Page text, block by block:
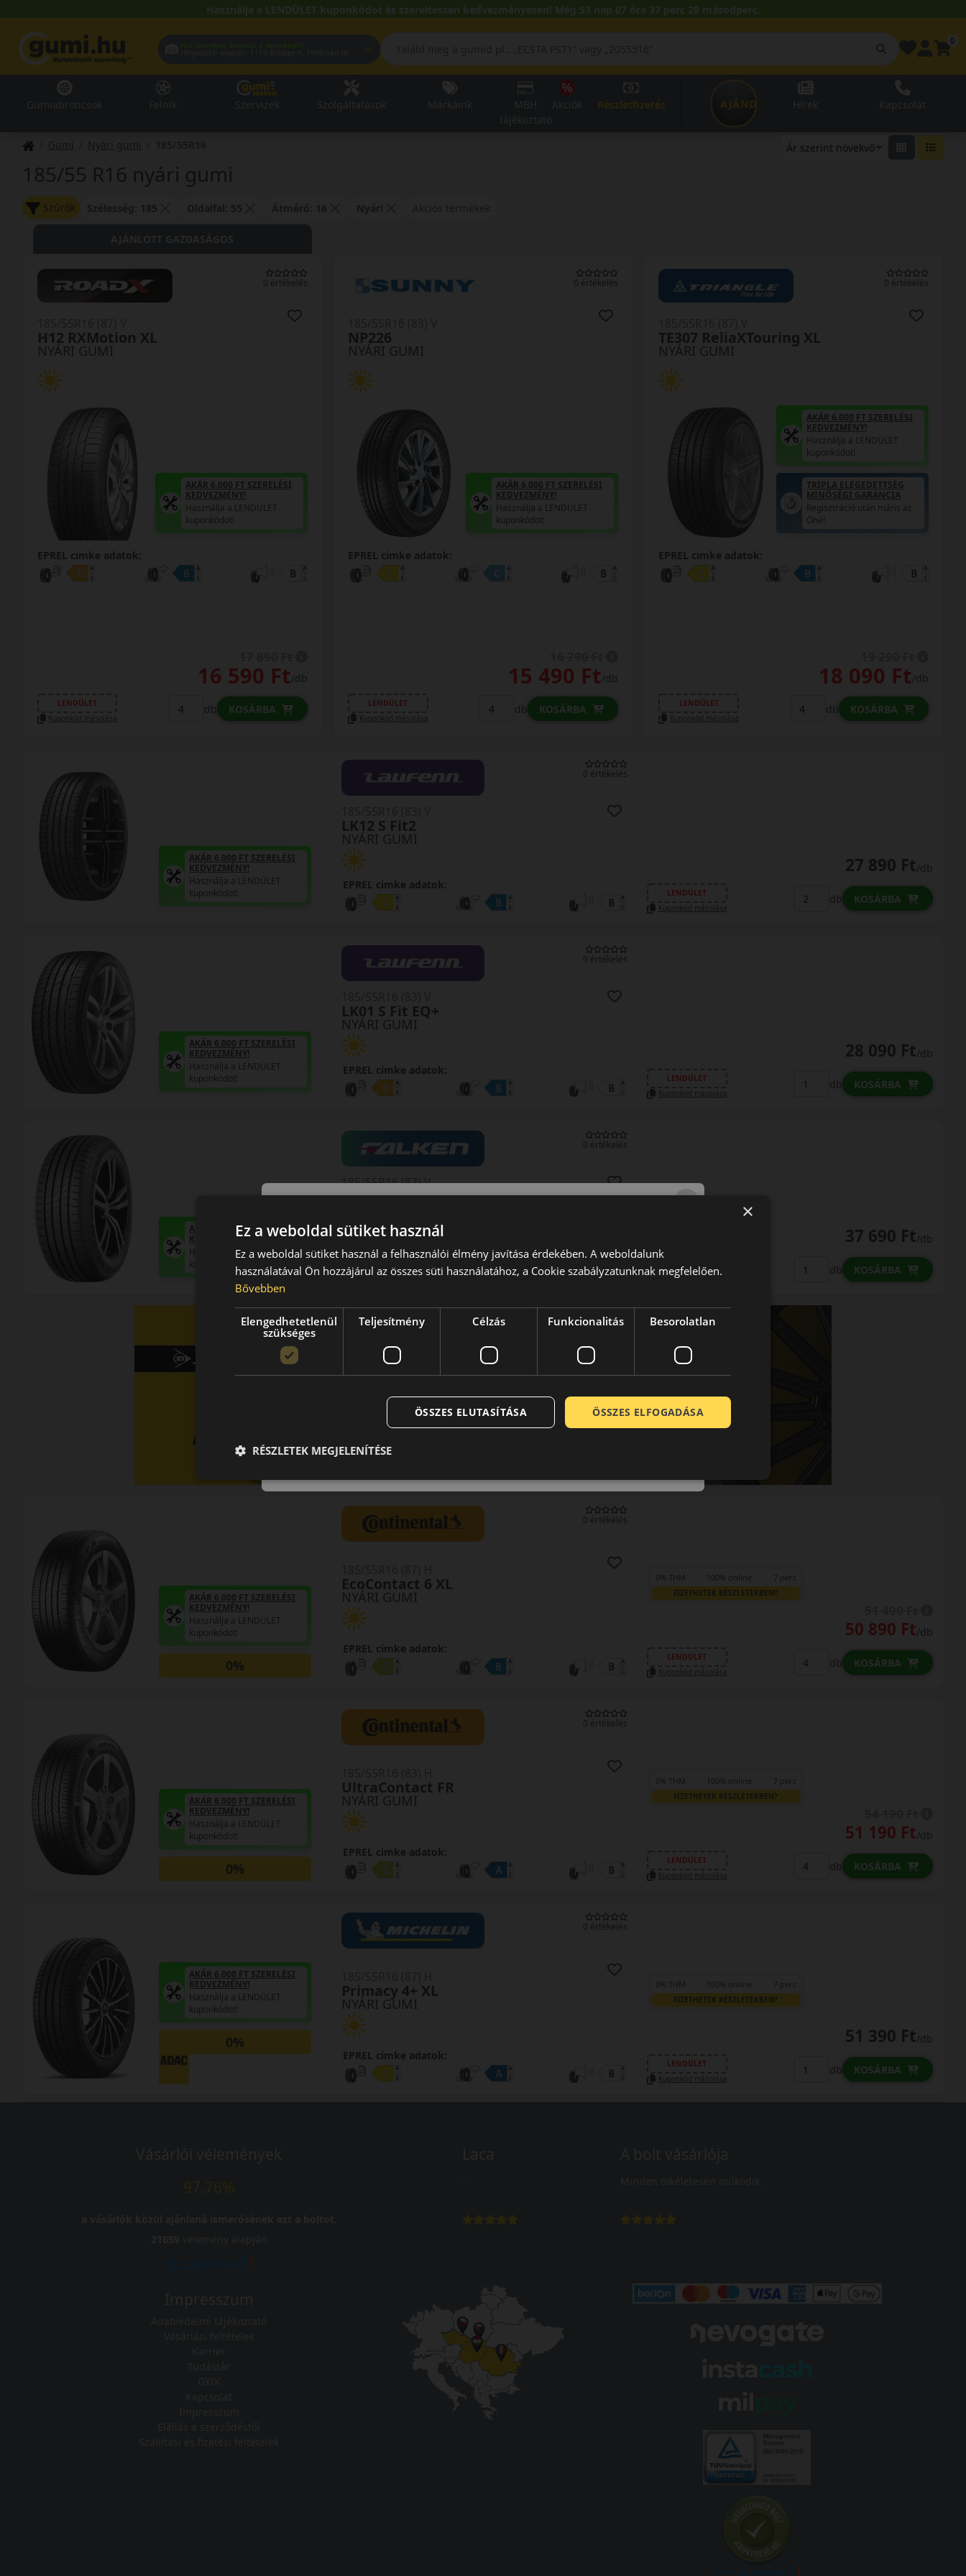
Használja a LENDÜLET kuponkódot és szereltessen kedvezményesen! Még 53 nap 07 óra 37 perc 27 másodperc.
AJÁNDÉKUTALVÁNY
Gumi Nyári gumi
185/55 R16 nyári gumi
Szűrők
0 értékelés
NYÁRI GUMI
H12 RXMotion XL
AKÁR 6.000 FT SZERELÉSI
KEDVEZMÉNY!
Használja a LENDÜLET
kuponkódot!
EPREL cimke adatok:
16 590 Ft/db
LENDÜLET
Kuponkód másolása
db KOSÁRBA
0 értékelés
NYÁRI GUMI
NP226
AKÁR 6.000 FT SZERELÉSI
KEDVEZMÉNY!
Használja a LENDÜLET
kuponkódot!
EPREL cimke adatok:
15 490 Ft/db
LENDÜLET
Kuponkód másolása
db KOSÁRBA
0 értékelés
NYÁRI GUMI
TE307 ReliaXTouring XL
AKÁR 6.000 FT SZERELÉSI
KEDVEZMÉNY!
Használja a LENDÜLET
kuponkódot!
TRIPLA ELÉGEDETTSÉG
MINŐSÉGI GARANCIA
Regisztráció után máris az
Öné!
EPREL cimke adatok:
18 090 Ft/db
LENDÜLET
Kuponkód másolása
db KOSÁRBA
0 értékelés
NYÁRI GUMI
LK12 S Fit2
EPREL cimke adatok:
AKÁR 6.000 FT SZERELÉSI
KEDVEZMÉNY!
Használja a LENDÜLET
kuponkódot!
27 890 Ft/db
LENDÜLET
Kuponkód másolása
db KOSÁRBA
0 értékelés
NYÁRI GUMI
LK01 S Fit EQ+
EPREL cimke adatok:
AKÁR 6.000 FT SZERELÉSI
KEDVEZMÉNY!
Használja a LENDÜLET
kuponkódot!
28 090 Ft/db
LENDÜLET
Kuponkód másolása
db KOSÁRBA
0 értékelés
ZE320 XL
185/55R16 (87) V
EPREL cimke adatok:
AKÁR 6.000 FT SZERELÉSI
KEDVEZMÉNY!
Használja a LENDÜLET
kuponkódot!
37 690 Ft/db
Kuponkód másolása
db KOSÁRBA
0 értékelés
NYÁRI GUMI
EcoContact 6 XL
EPREL cimke adatok:
AKÁR 6.000 FT SZERELÉSI
KEDVEZMÉNY!
Használja a LENDÜLET
kuponkódot!
0%
0% THM 100% online 7 perc
FIZETHETEK RÉSZLETEKBEN?
50 890 Ft/db
LENDÜLET
Kuponkód másolása
db KOSÁRBA
0 értékelés
NYÁRI GUMI
UltraContact FR
EPREL cimke adatok:
AKÁR 6.000 FT SZERELÉSI
KEDVEZMÉNY!
Használja a LENDÜLET
kuponkódot!
0%
0% THM 100% online 7 perc
FIZETHETEK RÉSZLETEKBEN?
51 190 Ft/db
LENDÜLET
Kuponkód másolása
db KOSÁRBA
0 értékelés
NYÁRI GUMI
Primacy 4+ XL
EPREL cimke adatok:
AKÁR 6.000 FT SZERELÉSI
KEDVEZMÉNY!
Használja a LENDÜLET
kuponkódot!
0%
0% THM 100% online 7 perc
FIZETHETEK RÉSZLETEKBEN?
51 390 Ft/db
LENDÜLET
Kuponkód másolása
db KOSÁRBA
×
Ez a weboldal sütiket használ
Ez a weboldal sütiket használ a felhasználói élmény javítása érdekében. A weboldalunk
használatával Ön hozzájárul az összes süti használatához, a Cookie szabályzatunknak megfelelően.
Bővebben
Elengedhetetlenül
szükséges
Teljesítmény Célzás Funkcionalitás Besorolatlan
ÖSSZES ELFOGADÁSA
ÖSSZES ELUTASÍTÁSA
RÉSZLETEK MEGJELENÍTÉSE